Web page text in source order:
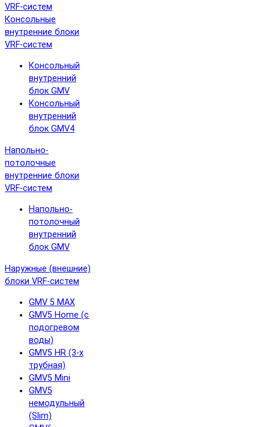
VRF-систем
Консольные
внутренние блоки
VRF-систем
Консольный
внутренний
блок GMV
Консольный
внутренний
блок GMV4
Напольно-
потолочные
внутренние блоки
VRF-систем
Напольно-
потолочный
внутренний
блок GMV
Наружные (внешние)
блоки VRF-систем
GMV 5 MAX
GMV5 Home (с
подогревом
воды)
GMV5 HR (3-х
трубная)
GMV5 Mini
GMV5
немодульный
(Slim)